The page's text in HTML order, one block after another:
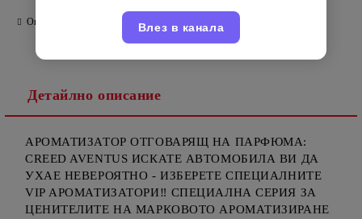
Оцени продукта
Детайлно описание
АРОМАТИЗАТОР ОТГОВАРЯЩ НА ПАРФЮМА:
CREED AVENTUS ИСКАТЕ АВТОМОБИЛА ВИ ДА
УХАЕ НЕВЕРОЯТНО - ИЗБЕРЕТЕ СПЕЦИАЛНИТЕ
VIP АРОМАТИЗАТОРИ‼️ СПЕЦИАЛНА СЕРИЯ ЗА
ЦЕНИТЕЛИТЕ НА МАРКОВОТО АРОМАТИЗИРАНЕ
Влез в канала